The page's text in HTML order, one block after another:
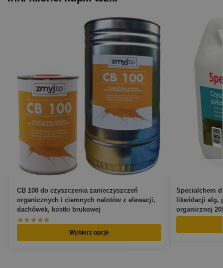
CB 100 do czyszczenia zanieczyszczeń
organicznych i ciemnych nalotów z elewacji,
dachówek, kostki brukowej
Wybierz opcje
Specialchem
likwidacji alg,
organicznej